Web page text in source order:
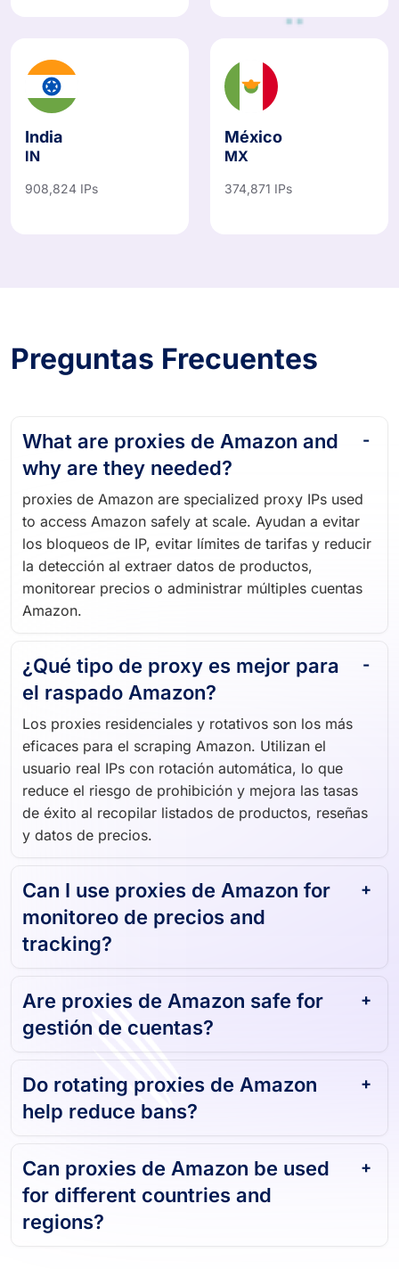
India
IN
908,824 IPs
México
MX
374,871 IPs
Preguntas Frecuentes
What are proxies de Amazon and
why are they needed?
proxies de Amazon are specialized proxy IPs used
to access Amazon safely at scale. Ayudan a evitar
los bloqueos de IP, evitar límites de tarifas y reducir
la detección al extraer datos de productos,
monitorear precios o administrar múltiples cuentas
Amazon.
¿Qué tipo de proxy es mejor para
el raspado Amazon?
Los proxies residenciales y rotativos son los más
eficaces para el scraping Amazon. Utilizan el
usuario real IPs con rotación automática, lo que
reduce el riesgo de prohibición y mejora las tasas
de éxito al recopilar listados de productos, reseñas
y datos de precios.
Can I use proxies de Amazon for
monitoreo de precios and
tracking?
Are proxies de Amazon safe for
gestión de cuentas?
Do rotating proxies de Amazon
help reduce bans?
Can proxies de Amazon be used
for different countries and
regions?